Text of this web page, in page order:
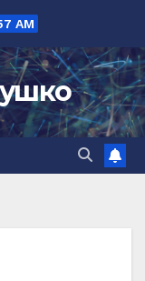
AM